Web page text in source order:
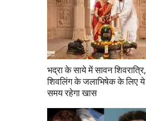
भद्रा के साये में सावन शिवरात्रि,
शिवलिंग के जलाभिषेक के लिए ये
समय रहेगा खास